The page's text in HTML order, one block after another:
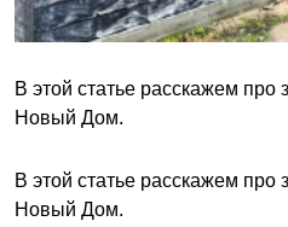
В этой статье расскажем
Новый Дом.
В этой статье расскажем
Новый Дом.